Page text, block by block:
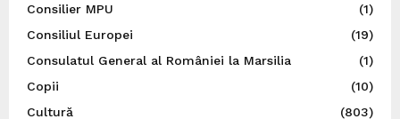
Consilier MPU
(1)
Consiliul Europei
(19)
Consulatul General al României la Marsilia
(1)
Copii
(10)
Cultură
(803)